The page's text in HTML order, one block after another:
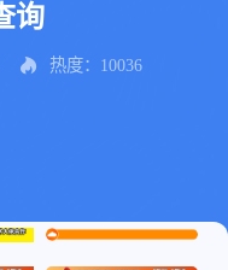
询
热度：10036